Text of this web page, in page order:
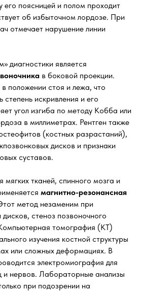
его поясницей и полом проходит
об избыточном лордозе. При
отмечает нарушение линии
диагностики является
в боковой проекции.
положении стоя и лежа, что
степень искривления и его
угол изгиба по методу Кобба или
в миллиметрах. Рентген также
(костных разрастаний),
дисков и признаки
суставов.
мягких тканей, спинного мозга и
магнитно-резонансная
метод незаменим при
стеноз позвоночного
томография (КТ)
изучения костной структуры
или сложных деформациях. В
электромиография для
и нервов. Лабораторные анализы
при подозрении на